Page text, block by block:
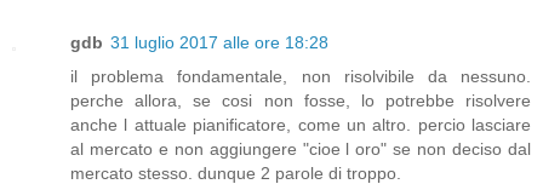
gdb 31 luglio 2017 alle ore 18:28
il problema fondamentale, non risolvibile da nessuno.
perche allora, se cosi non fosse, lo potrebbe risolvere
anche l attuale pianificatore, come un altro. percio lasciare
al mercato e non aggiungere "cioe l oro" se non deciso dal
mercato stesso. dunque 2 parole di troppo.